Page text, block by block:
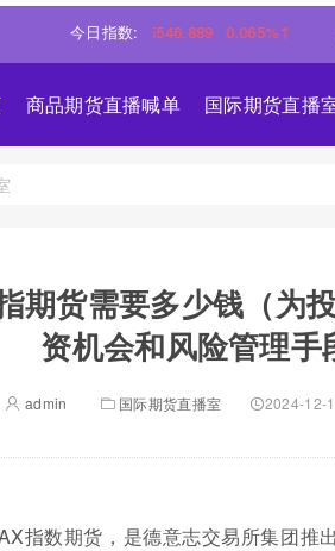
今日指数:
恒生指数 25546.889 0.065%↑ 道琼斯
商品期货直播喊单 国际期货直播
期货需要多少钱（为
资机会和风险管理手
admin 国际期货直播室 2024-12-
指数期货，是德意志交易所集团推